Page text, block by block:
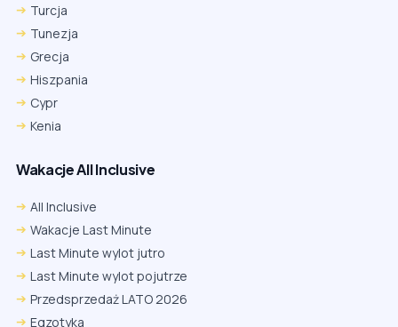
Turcja
Tunezja
Grecja
Hiszpania
Cypr
Kenia
Wakacje All Inclusive
All Inclusive
Wakacje Last Minute
Last Minute wylot jutro
Last Minute wylot pojutrze
Przedsprzedaż LATO 2026
Egzotyka